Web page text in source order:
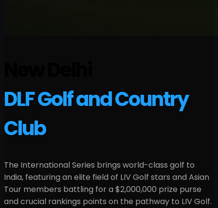
DLF Golf and Country
Club
The International Series brings world-class golf to
India, featuring an elite field of LIV Golf stars and Asian
Tour members battling for a $2,000,000 prize purse
and crucial rankings points on the pathway to LIV Golf.